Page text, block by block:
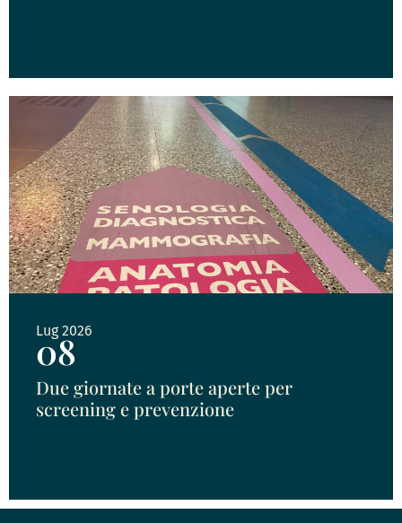
Lug 2026
08
Due giornate a porte aperte per
screening e prevenzione